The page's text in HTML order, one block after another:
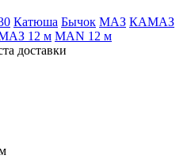
Катюша Бычок МАЗ КАМАЗ
12 м MAN 12 м
доставки